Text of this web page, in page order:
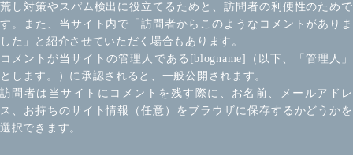
荒し対策やスパム検出に役立てるためと、訪問者の利便性のためで
す。また、当サイト内で「訪問者からこのようなコメントがありま
した」と紹介させていただく場合もあります。
コメントが当サイトの管理人である[blogname]（以下、「管理人」
とします。）に承認されると、一般公開されます。
訪問者は当サイトにコメントを残す際に、お名前、メールアドレ
ス、お持ちのサイト情報（任意）をブラウザに保存するかどうかを
選択できます。